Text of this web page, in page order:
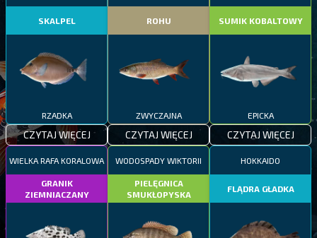
SKALPEL
RZADKA
CZYTAJ WIĘCEJ
ROHU
ZWYCZAJNA
CZYTAJ WIĘCEJ
SUMIK KOBALTOWY
EPICKA
CZYTAJ WIĘCEJ
WIELKA RAFA KORALOWA
GRANIK
ZIEMNIACZANY
WODOSPADY WIKTORII
PIELĘGNICA
SMUKŁOPYSKA
HOKKAIDO
FLĄDRA GŁADKA